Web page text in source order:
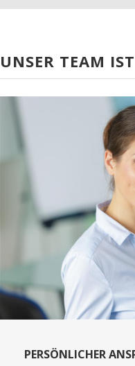
UNSER TEAM
PERSÖNLICHER